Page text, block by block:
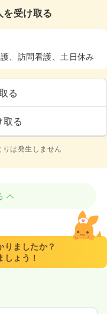
を受け取る
、訪問看護、土日休み
る
取る
は発生しません
りましたか？
ょう！